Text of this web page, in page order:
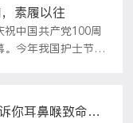
素履以往
中国共产党100周
今年我国护士节的
的佼佼者，她们都
你耳鼻喉致命的